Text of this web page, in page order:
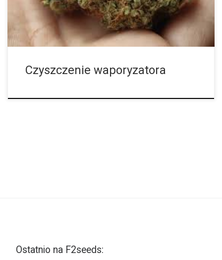
tańsze waporyzatory mogą ci długo służyć jeśli są odpowiednio
konserwowane. Jeśli kiedykolwiek brakowało […]
Czyszczenie waporyzatora
Ostatnio na F2seeds: